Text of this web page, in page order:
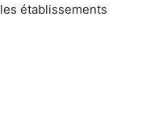
établissements